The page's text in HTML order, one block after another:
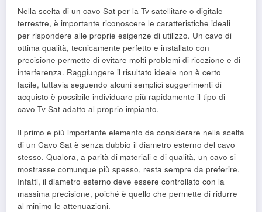
Nella scelta di un cavo Sat per la Tv satellitare o digitale
terrestre, è importante riconoscere le caratteristiche ideali
per rispondere alle proprie esigenze di utilizzo. Un cavo di
ottima qualità, tecnicamente perfetto e installato con
precisione permette di evitare molti problemi di ricezione e di
interferenza. Raggiungere il risultato ideale non è certo
facile, tuttavia seguendo alcuni semplici suggerimenti di
acquisto è possibile individuare più rapidamente il tipo di
cavo Tv Sat adatto al proprio impianto.
Il primo e più importante elemento da considerare nella scelta
di un Cavo Sat è senza dubbio il diametro esterno del cavo
stesso. Qualora, a parità di materiali e di qualità, un cavo si
mostrasse comunque più spesso, resta sempre da preferire.
Infatti, il diametro esterno deve essere controllato con la
massima precisione, poiché è quello che permette di ridurre
al minimo le attenuazioni.